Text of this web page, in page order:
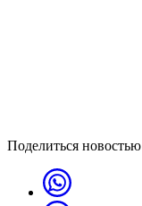
Поделиться новостью